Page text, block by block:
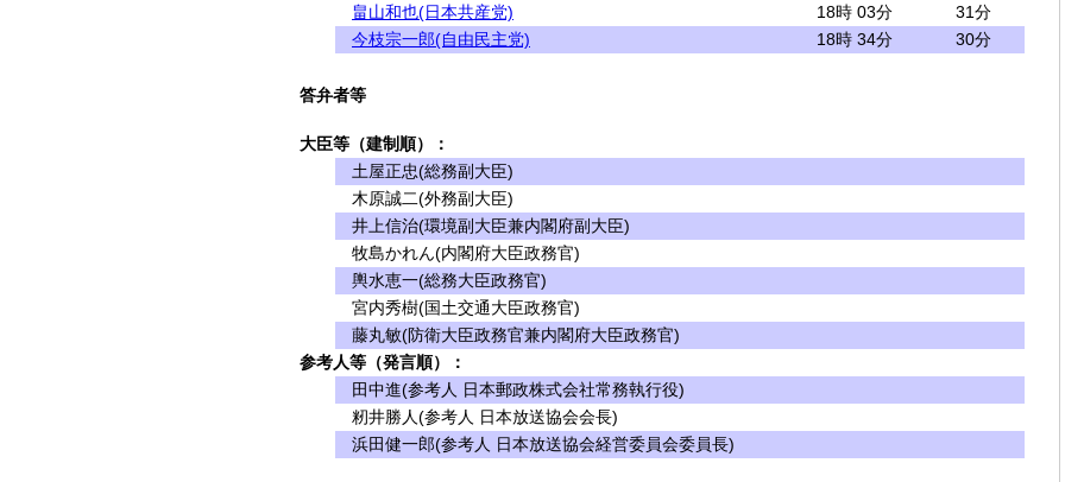
畠山和也(日本共産党)
18時 03分
31分
今枝宗一郎(自由民主党)
18時 34分 30分
答弁者等
大臣等（建制順）：
土屋正忠(総務副大臣)
木原誠二(外務副大臣)
井上信治(環境副大臣兼内閣府副大臣)
牧島かれん(内閣府大臣政務官)
輿水恵一(総務大臣政務官)
宮内秀樹(国土交通大臣政務官)
藤丸敏(防衛大臣政務官兼内閣府大臣政務官)
参考人等（発言順）：
田中進(参考人 日本郵政株式会社常務執行役)
籾井勝人(参考人 日本放送協会会長)
浜田健一郎(参考人 日本放送協会経営委員会委員長)